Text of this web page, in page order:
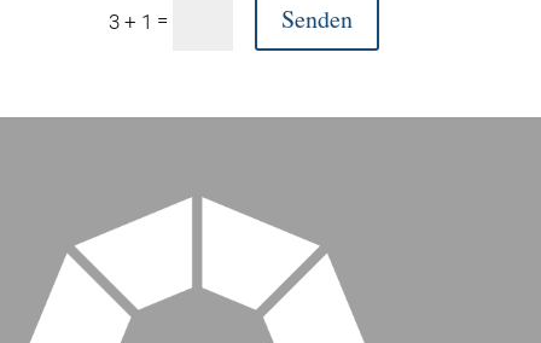
3 + 1 = Senden